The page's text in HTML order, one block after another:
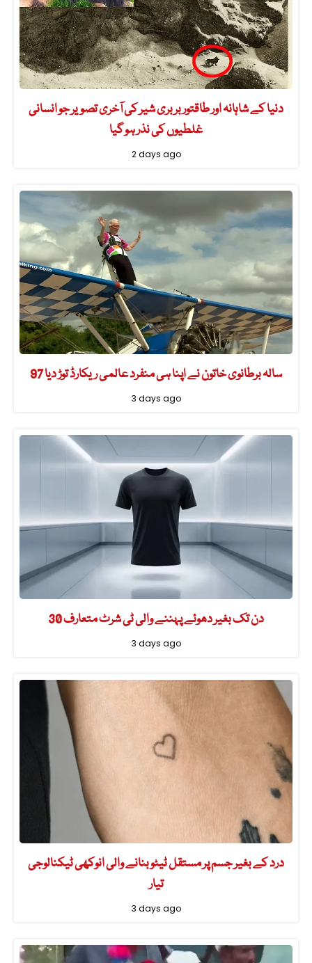
دنیا کے شاہانہ اور طاقتور بربری شیر کی آخری تصویر جو انسانی
غلطیوں کی نذر ہو گیا
2 days ago
97 سالہ برطانوی خاتون نے اپنا ہی منفرد عالمی ریکارڈ توڑ دیا
3 days ago
30 دن تک بغیر دھوئے پہننے والی ٹی شرٹ متعارف
3 days ago
درد کے بغیر جسم پر مستقل ٹیٹو بنانے والی انوکھی ٹیکنالوجی
تیار
3 days ago